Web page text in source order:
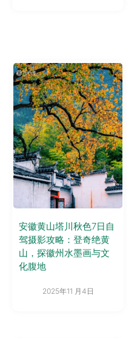
安徽黄山塔川秋色7日自
驾摄影攻略：登奇绝黄
山，探徽州水墨画与文
化腹地
2025年11 月4日